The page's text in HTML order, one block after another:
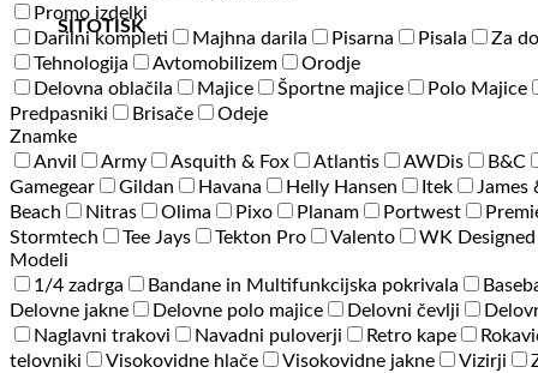
SITOTISK
Promo izdelki
Darilni kompleti
Majhna darila Pisarna Pisala Za
Tehnologija
Avtomobilizem
Orodje
Delovna oblačila
Majice Športne majice Polo Majice
Predpasniki
Brisače
Odeje
Znamke
Anvil
Army Asquith & Fox Atlantis AWDis B&C
Gamegear
Gildan Havana Helly Hansen Itek James
Beach
Nitras Olima Pixo Planam Portwest
Stormtech
Tee Jays Tekton Pro Valento WK
Modeli
1/4 zadrga
Bandane in Multifunkcijska pokrivala
Delovne jakne
Delovne polo majice Delovni čevlji
Naglavni trakovi
Navadni puloverji Retro kape
telovniki
Visokovidne hlače Visokovidne jakne Vizirji